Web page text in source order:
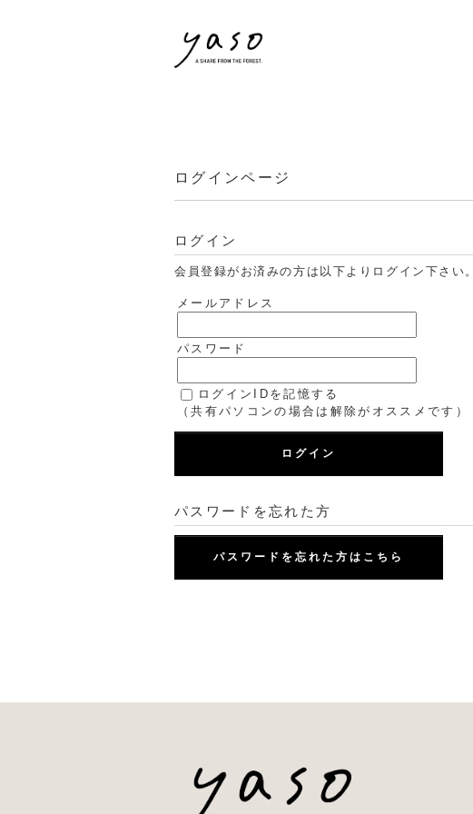
ログインページ
ログイン
会員登録がお済みの方は以下よりログイン下さい。
メールアドレス
パスワード
ログインIDを記憶する
（共有パソコンの場合は解除がオススメです）
ログイン
パスワードを忘れた方
パスワードを忘れた方はこちら